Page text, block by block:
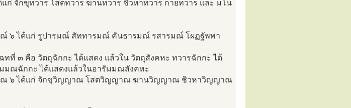
ก่ จักขุทวาร โสตทวาร ฆานทวาร ชิวหาทวาร กายทวาร และ มโน
๖ ได้แก่ รูปารมณ์ สัททารมณ์ คันธารมณ์ รสารมณ์ โผฏฐัพพา
ทที่ ๓ คือ วัตถุฉักกะ ได้แสดง แล้วใน วัตถุสังคหะ ทวารฉักกะ ได้
มณฉักกะ ได้แสดงแล้วในอารัมมณสังคหะ
๖ ได้แก่ จักขุวิญญาณ โสตวิญญาณ ฆานวิญญาณ ชิวหาวิญญาณ